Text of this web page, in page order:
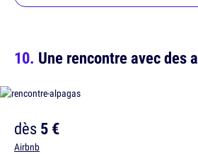
Une rencontre avec des
dès5 €
Airbnb